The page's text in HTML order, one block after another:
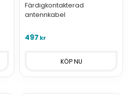
Färdigkontakterad
antennkabel
497 kr